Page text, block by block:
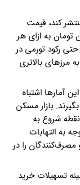
کند، قیمت
به حدود ۹۵ تا ۱۰۳ میلیون تومان به ازای هر
رکود تورمی در
مرزهای بالاتری
آمارها اشتباه
بازار مسکن
شروع به
به التهابات
مصرف‌کنندگان را در
تسهیلات خرید